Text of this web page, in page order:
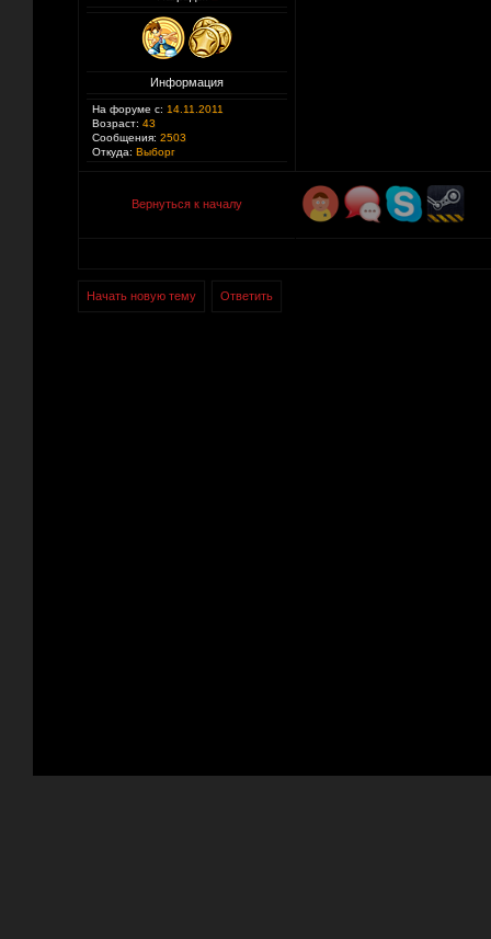
Информация
На форуме с: 14.11.2011
Возраст: 43
Сообщения: 2503
Откуда: Выборг
Вернуться к началу
Начать новую тему Ответить